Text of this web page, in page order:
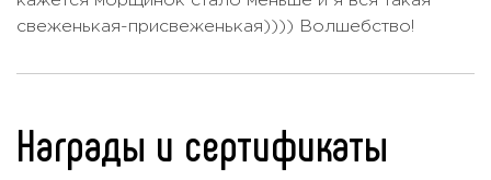
свеженькая-присвеженькая)))) Волшебство!
Награды и сертификаты